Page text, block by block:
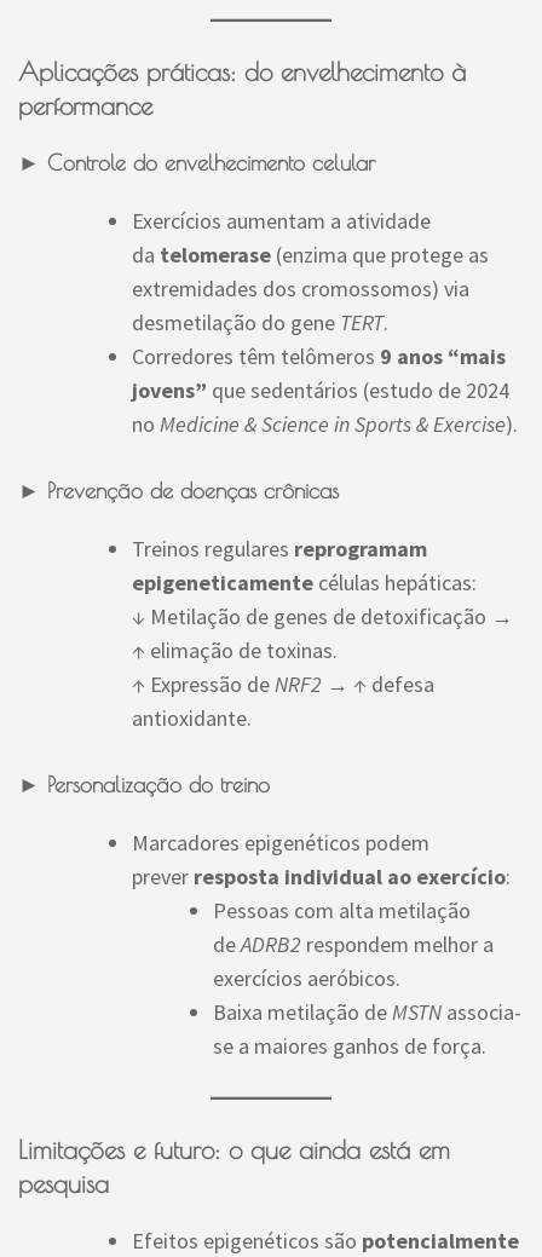
Aplicações práticas: do envelhecimento à
performance
► Controle do envelhecimento celular
Exercícios aumentam a atividade
da telomerase (enzima que protege as
extremidades dos cromossomos) via
desmetilação do gene TERT.
Corredores têm telômeros 9 anos “mais
jovens” que sedentários (estudo de 2024
no Medicine & Science in Sports & Exercise).
► Prevenção de doenças crônicas
Treinos regulares reprogramam
epigeneticamente células hepáticas:
↓ Metilação de genes de detoxificação →
↑ elimação de toxinas.
↑ Expressão deNRF2 → ↑ defesa
antioxidante.
► Personalização do treino
Marcadores epigenéticos podem
prever resposta individual ao exercício:
Pessoas com alta metilação
deADRB2 respondem melhor a
exercícios aeróbicos.
Baixa metilação deMSTN associa-
se a maiores ganhos de força.
Limitações e futuro: o que ainda está em
pesquisa
Efeitos epigenéticos são potencialmente